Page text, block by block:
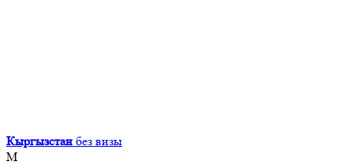
Кыргызcтан без визы
М